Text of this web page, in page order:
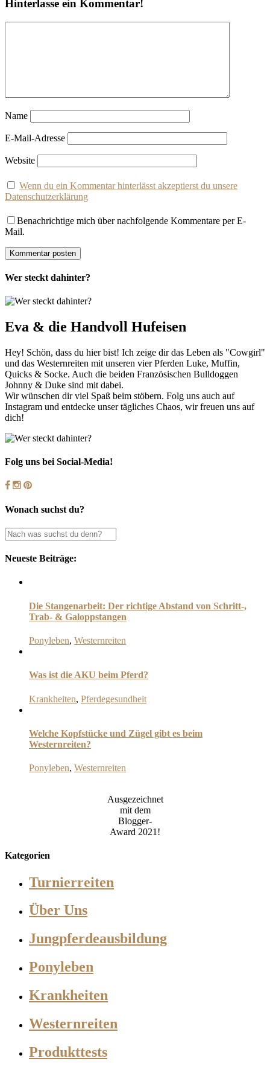
Hinterlasse ein Kommentar!
Name
E-Mail-Adresse
Website
Wenn du ein Kommentar hinterlässt akzeptierst du unsere
Datenschutzerklärung
Benachrichtige mich über nachfolgende Kommentare per E-
Mail.
Wer steckt dahinter?
Eva & die Handvoll Hufeisen
Hey! Schön, dass du hier bist! Ich zeige dir das Leben als "Cowgirl"
und das Westernreiten mit unseren vier Pferden Luke, Muffin,
Quicks & Socke. Auch die beiden Französischen Bulldoggen
Johnny & Duke sind mit dabei.
Wir wünschen dir viel Spaß beim stöbern. Folg uns auch auf
Instagram und entdecke unser tägliches Chaos, wir freuen uns auf
dich!
Folg uns bei Social-Media!
Wonach suchst du?
Neueste Beiträge:
Die Stangenarbeit: Der richtige Abstand von Schritt-,
Trab- & Galoppstangen
Ponyleben, Westernreiten
Was ist die AKU beim Pferd?
Krankheiten, Pferdegesundheit
Welche Kopfstücke und Zügel gibt es beim
Westernreiten?
Ponyleben, Westernreiten
Ausgezeichnet
mit dem
Blogger-
Award 2021!
Kategorien
Turnierreiten
Über Uns
Jungpferdeausbildung
Ponyleben
Krankheiten
Westernreiten
Produkttests